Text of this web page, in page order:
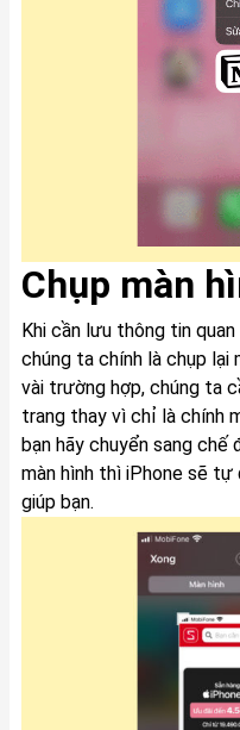
Chụp màn
Khi cần lưu thông tin
chúng ta chính là chụp lại
vài trường hợp, chúng ta
trang thay vì chỉ là chính
bạn hãy chuyển sang chế
màn hình thì iPhone sẽ
giúp bạn.